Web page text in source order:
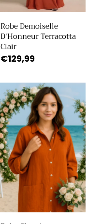
Robe Demoiselle
D'Honneur Terracotta
Clair
Prix
€129,99